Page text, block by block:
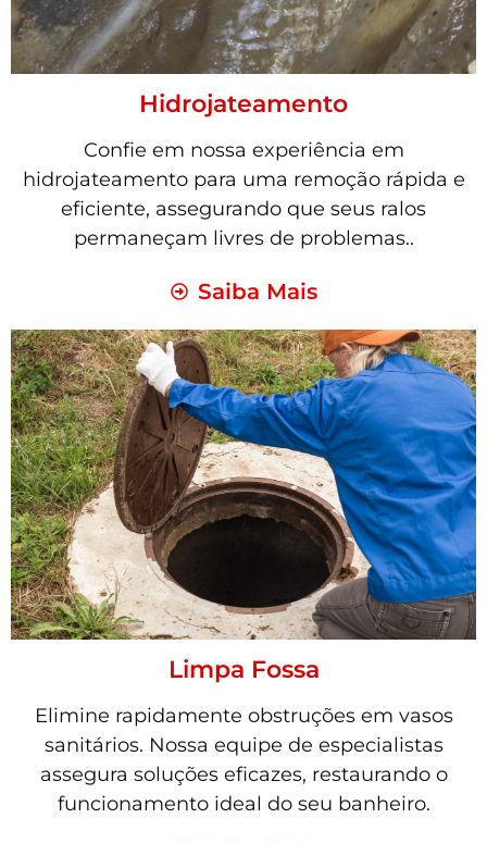
Hidrojateamento
Confie em nossa experiência em
hidrojateamento para uma remoção rápida e
eficiente, assegurando que seus ralos
permaneçam livres de problemas..
Saiba Mais
Limpa Fossa
Elimine rapidamente obstruções em vasos
sanitários. Nossa equipe de especialistas
assegura soluções eficazes, restaurando o
funcionamento ideal do seu banheiro.